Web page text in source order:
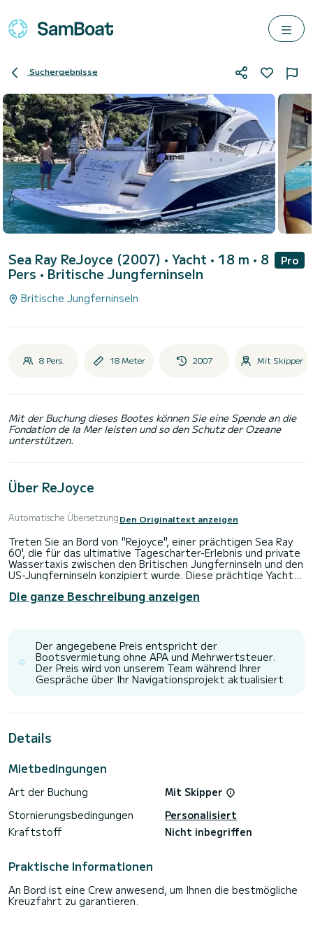
Suchergebnisse
Sea Ray ReJoyce (2007) • Yacht • 18 m • 8
Pers • Britische Jungferninseln
Pro
Britische Jungferninseln
8 Pers. 18 Meter 2007 Mit Skipper
Mit der Buchung dieses Bootes können Sie eine Spende an die
Fondation de la Mer leisten und so den Schutz der Ozeane
unterstützen.
Über ReJoyce
Automatische ÜbersetzungDen Originaltext anzeigen
Treten Sie an Bord von "Rejoyce", einer prächtigen Sea Ray
60', die für das ultimative Tagescharter-Erlebnis und private
Wassertaxis zwischen den Britischen Jungferninseln und den
US-Jungferninseln konzipiert wurde. Diese prächtige Yacht
und effiziente Möglichkeit, die Schönheit der karibischen
Meere zu erkunden.
Sonnenbaden in der karibischen Sonne oder zum Genießen
intimer Mahlzeiten mit einem Panoramablick auf den Ozean.
Im Inneren verfügt die Yacht über einen modernen und
raffinierten Salon, eine gut ausgestattete Kombüse und
komfortable Sitzbereiche, die jede Reise so angenehm wie
Rejoyce eine nahtlose und stilvolle Möglichkeit, die Gewässer
zwischen den BVI und USVI zu befahren. Ob Sie einen
erkunden oder einen schnellen und luxuriösen Transfer
benötigen, Rejoyce ist ausgestattet, um ein
Die ganze Beschreibung anzeigen
Der angegebene Preis entspricht der
Bootsvermietung ohne APA und Mehrwertsteuer.
Der Preis wird von unserem Team während Ihrer
Gespräche über Ihr Navigationsprojekt aktualisiert
Details
Mietbedingungen
Art der Buchung
Mit Skipper
Stornierungsbedingungen
Personalisiert
Kraftstoff
Nicht inbegriffen
Praktische Informationen
An Bord ist eine Crew anwesend, um Ihnen die bestmögliche
Kreuzfahrt zu garantieren.